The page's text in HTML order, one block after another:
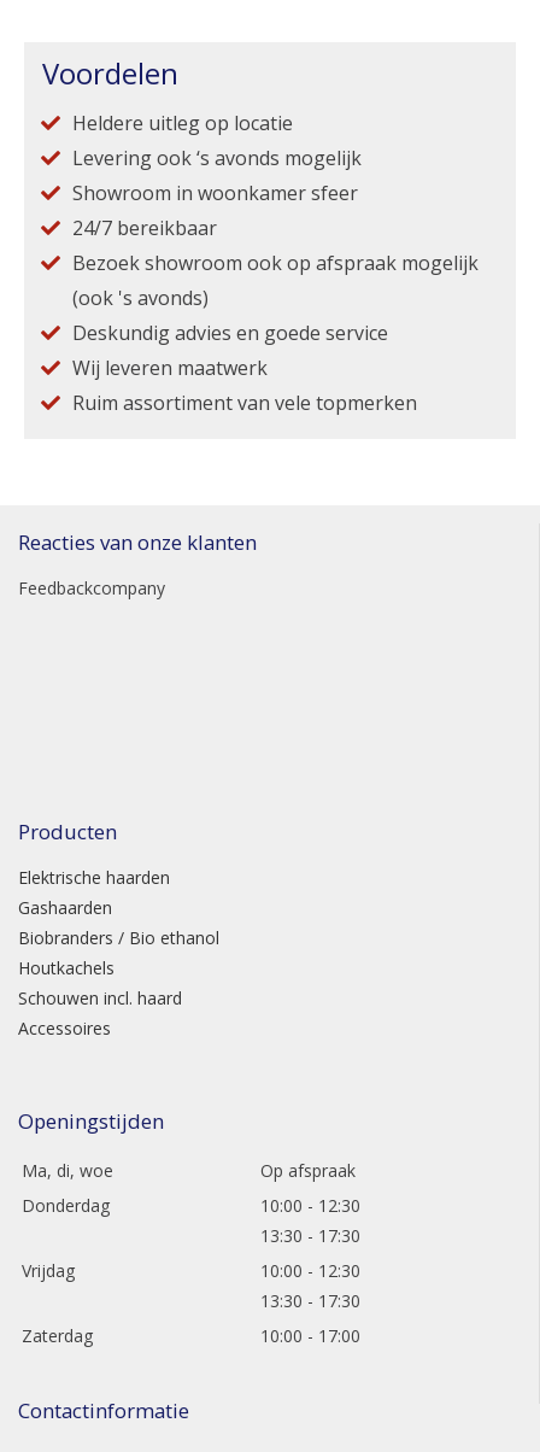
Voordelen
Heldere uitleg op locatie
Levering ook ‘s avonds mogelijk
Showroom in woonkamer sfeer
24/7 bereikbaar
Bezoek showroom ook op afspraak mogelijk
(ook 's avonds)
Deskundig advies en goede service
Wij leveren maatwerk
Ruim assortiment van vele topmerken
Reacties van onze klanten
Feedbackcompany
Producten
Elektrische haarden
Gashaarden
Biobranders / Bio ethanol
Houtkachels
Schouwen incl. haard
Accessoires
Openingstijden
Ma, di, woe
Op afspraak
Donderdag
10:00 - 12:30
13:30 - 17:30
Vrijdag
10:00 - 12:30
13:30 - 17:30
Zaterdag
10:00 - 17:00
Contactinformatie